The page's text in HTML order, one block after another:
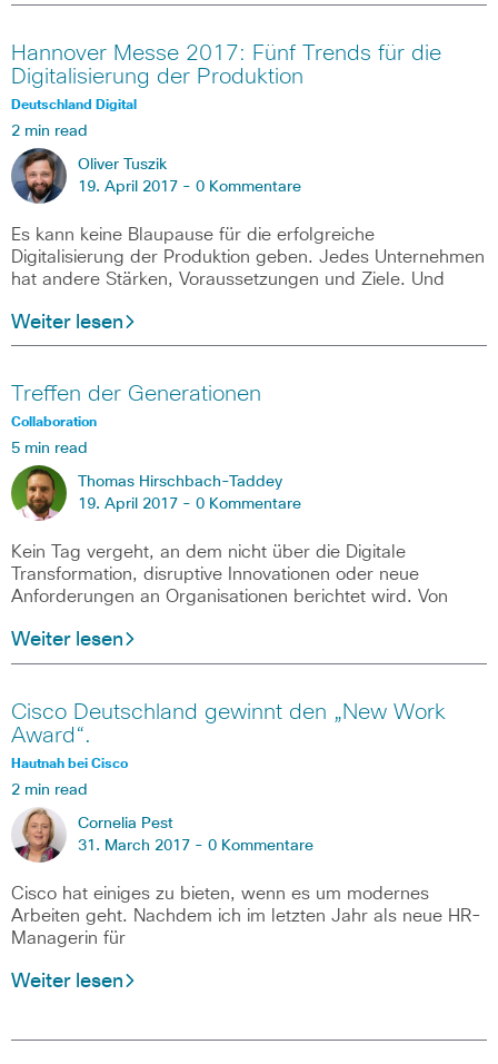
Hannover Messe 2017: Fünf Trends für die
Digitalisierung der Produktion
Deutschland Digital
2 min read
Oliver Tuszik
19. April 2017 - 0 Kommentare
Es kann keine Blaupause für die erfolgreiche
Digitalisierung der Produktion geben. Jedes Unternehmen
hat andere Stärken, Voraussetzungen und Ziele. Und
Weiter lesen
Treffen der Generationen
Collaboration
5 min read
Thomas Hirschbach-Taddey
19. April 2017 - 0 Kommentare
Kein Tag vergeht, an dem nicht über die Digitale
Transformation, disruptive Innovationen oder neue
Anforderungen an Organisationen berichtet wird. Von
Weiter lesen
Cisco Deutschland gewinnt den „New Work
Award“.
Hautnah bei Cisco
2 min read
Cornelia Pest
31. March 2017 - 0 Kommentare
Cisco hat einiges zu bieten, wenn es um modernes
Arbeiten geht. Nachdem ich im letzten Jahr als neue HR-
Managerin für
Weiter lesen